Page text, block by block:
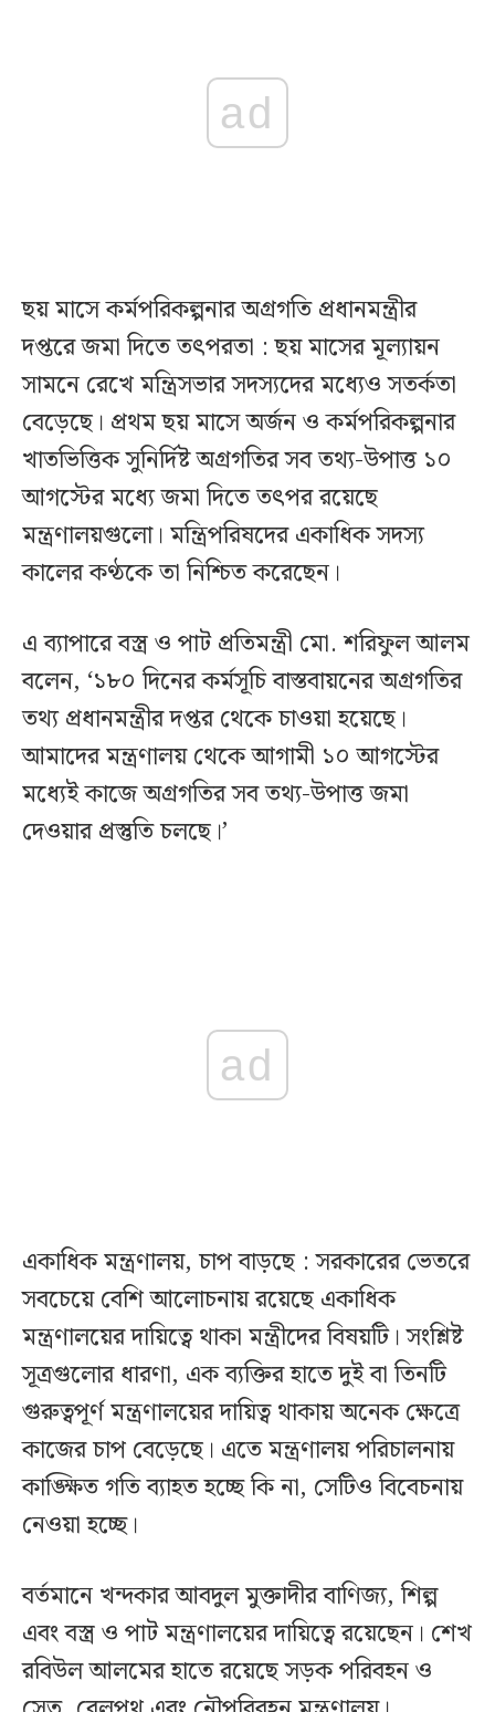
ad
ছয় মাসে কর্মপরিকল্পনার অগ্রগতি প্রধানমন্ত্রীর
দপ্তরে জমা দিতে তৎপরতা : ছয় মাসের মূল্যায়ন
সামনে রেখে মন্ত্রিসভার সদস্যদের মধ্যেও সতর্কতা
বেড়েছে। প্রথম ছয় মাসে অর্জন ও কর্মপরিকল্পনার
খাতভিত্তিক সুনির্দিষ্ট অগ্রগতির সব তথ্য-উপাত্ত ১০
আগস্টের মধ্যে জমা দিতে তৎপর রয়েছে
মন্ত্রণালয়গুলো। মন্ত্রিপরিষদের একাধিক সদস্য
কালের কণ্ঠকে তা নিশ্চিত করেছেন।
এ ব্যাপারে বস্ত্র ও পাট প্রতিমন্ত্রী মো. শরিফুল আলম
বলেন, ‘১৮০ দিনের কর্মসূচি বাস্তবায়নের অগ্রগতির
তথ্য প্রধানমন্ত্রীর দপ্তর থেকে চাওয়া হয়েছে।
আমাদের মন্ত্রণালয় থেকে আগামী ১০ আগস্টের
মধ্যেই কাজে অগ্রগতির সব তথ্য-উপাত্ত জমা
দেওয়ার প্রস্তুতি চলছে।’
ad
একাধিক মন্ত্রণালয়, চাপ বাড়ছে : সরকারের ভেতরে
সবচেয়ে বেশি আলোচনায় রয়েছে একাধিক
মন্ত্রণালয়ের দায়িত্বে থাকা মন্ত্রীদের বিষয়টি। সংশ্লিষ্ট
সূত্রগুলোর ধারণা, এক ব্যক্তির হাতে দুই বা তিনটি
গুরুত্বপূর্ণ মন্ত্রণালয়ের দায়িত্ব থাকায় অনেক ক্ষেত্রে
কাজের চাপ বেড়েছে। এতে মন্ত্রণালয় পরিচালনায়
কাঙ্ক্ষিত গতি ব্যাহত হচ্ছে কি না, সেটিও বিবেচনায়
নেওয়া হচ্ছে।
বর্তমানে খন্দকার আবদুল মুক্তাদীর বাণিজ্য, শিল্প
এবং বস্ত্র ও পাট মন্ত্রণালয়ের দায়িত্বে রয়েছেন। শেখ
রবিউল আলমের হাতে রয়েছে সড়ক পরিবহন ও